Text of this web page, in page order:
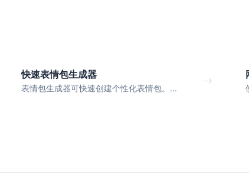
快速表情包生成器
表情包生成器可快速创建个性化表情包。...